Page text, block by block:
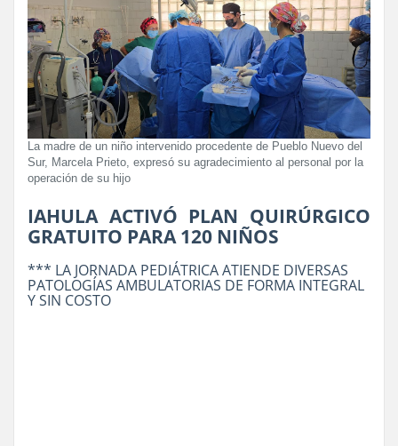
La madre de un niño intervenido procedente de Pueblo Nuevo del
Sur, Marcela Prieto, expresó su agradecimiento al personal por la
operación de su hijo
IAHULA ACTIVÓ PLAN QUIRÚRGICO
GRATUITO PARA 120 NIÑOS
*** LA JORNADA PEDIÁTRICA ATIENDE DIVERSAS
PATOLOGÍAS AMBULATORIAS DE FORMA INTEGRAL
Y SIN COSTO